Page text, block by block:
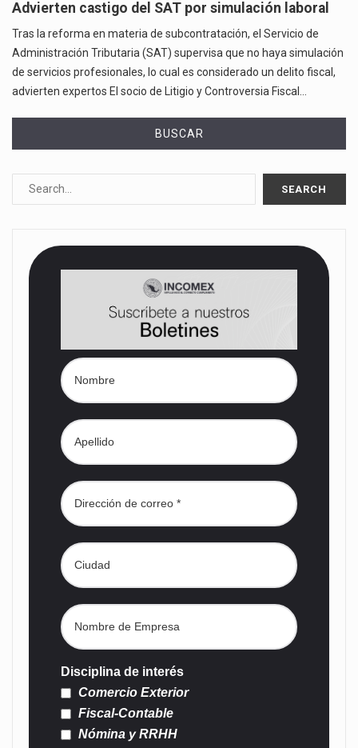
Advierten castigo del SAT por simulación laboral
Tras la reforma en materia de subcontratación, el Servicio de
Administración Tributaria (SAT) supervisa que no haya simulación
de servicios profesionales, lo cual es considerado un delito fiscal,
advierten expertos El socio de Litigio y Controversia Fiscal…
BUSCAR
Disciplina de interés
Comercio Exterior
Fiscal-Contable
Nómina y RRHH